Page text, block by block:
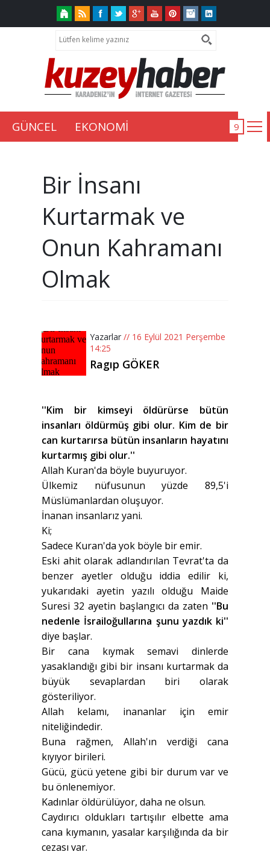
GÜNCEL EKONOMİ
Bir İnsanı
Kurtarmak ve
Onun Kahramanı
Olmak
Yazarlar // 16 Eylül 2021 Perşembe
14:25
Ragıp GÖKER
''Kim bir kimseyi öldürürse bütün
insanları öldürmüş gibi olur. Kim de bir
can kurtarırsa bütün insanların hayatını
kurtarmış gibi olur.''
Allah Kuran'da böyle buyuruyor.
Ülkemiz nüfusunun yüzde 89,5'i
Müslümanlardan oluşuyor.
İnanan insanlarız yani.
Ki;
Sadece Kuran'da yok böyle bir emir.
Eski ahit olarak adlandırılan Tevrat'ta da
benzer ayetler olduğu iddia edilir ki,
yukarıdaki ayetin yazılı olduğu Maide
Suresi 32 ayetin başlangıcı da zaten ''Bu
nedenle İsrailoğullarına şunu yazdık ki''
diye başlar.
Bir cana kıymak semavi dinlerde
yasaklandığı gibi bir insanı kurtarmak da
büyük sevaplardan biri olarak
gösteriliyor.
Allah kelamı, inananlar için emir
niteliğindedir.
Buna rağmen, Allah'ın verdiği cana
kıyıyor birileri.
Gücü, gücü yetene gibi bir durum var ve
bu önlenemiyor.
Kadınlar öldürülüyor, daha ne olsun.
Caydırıcı oldukları tartışılır elbette ama
cana kıymanın, yasalar karşılığında da bir
cezası var.